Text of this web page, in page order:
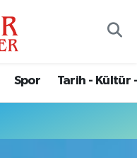
Spor Tarih - Kültür